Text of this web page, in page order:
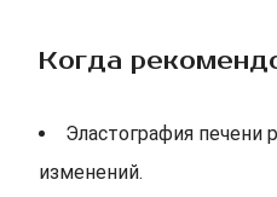
Когда
Эластография печени
изменений.